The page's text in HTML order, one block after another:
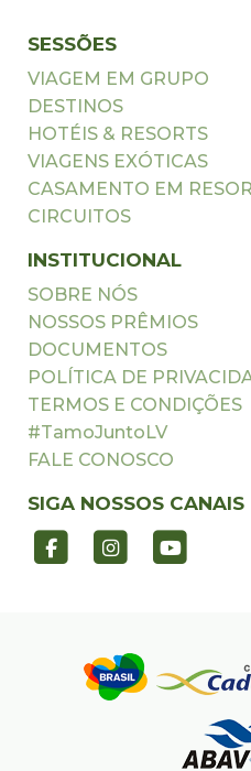
SESSÕES
VIAGEM EM GRUPO
DESTINOS
HOTÉIS & RESORTS
VIAGENS EXÓTICAS
CASAMENTO EM
CIRCUITOS
INSTITUCIONAL
SOBRE NÓS
NOSSOS PRÊMIOS
DOCUMENTOS
POLÍTICA DE
TERMOS E CONDIÇÕES
#TamoJuntoLV
FALE CONOSCO
SIGA NOSSOS CANAIS